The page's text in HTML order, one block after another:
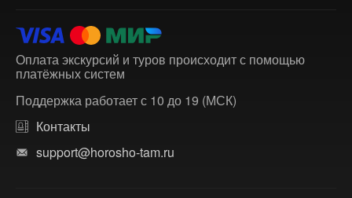
Оплата экскурсий и туров происходит с помощью
платёжных систем
Поддержка работает с 10 до 19 (МСК)
Контакты
support@horosho-tam.ru